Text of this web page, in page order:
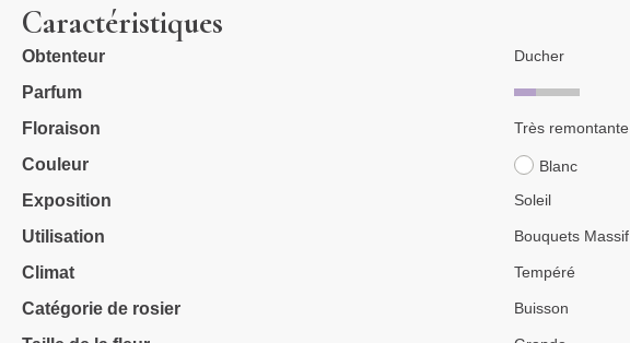
Caractéristiques
Obtenteur Ducher
Parfum
Floraison
Très remontante
Couleur Blanc
Exposition Soleil
Utilisation Bouquets Massif
Climat Tempéré
Catégorie de rosier Buisson